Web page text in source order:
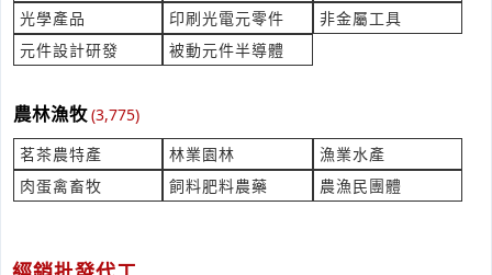
產業:食材物料配料製造代理
來自:復OO品OO有OO司 詢價
時間:08/07 11:55
請問白鐵板尺寸費用
產業:金屬礦業
來自:莊OO 詢價
時間:08/07 11:55
立即報價
我要詢價桶裝水?
光學產品
印刷光電元零件
非金屬工具
元件設計研發
被動元件半導體
農林漁牧(3,775)
茗茶農特產
林業園林
漁業水產
肉蛋禽畜牧
飼料肥料農藥 農漁民團體